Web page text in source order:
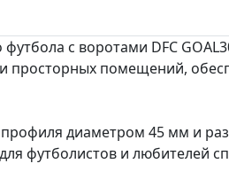
с воротами DFC
просторных помещений,
диаметром 45 мм и
футболистов и любителей